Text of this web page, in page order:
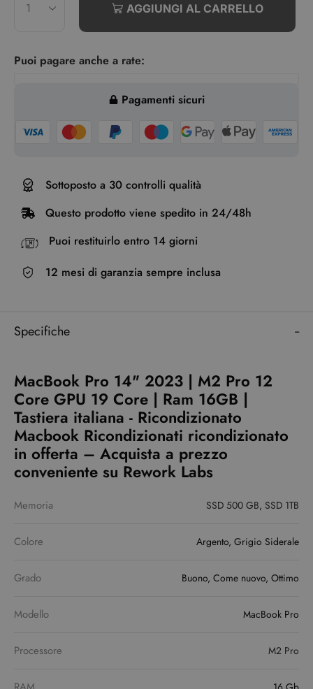
AGGIUNGI AL CARRELLO
Puoi pagare anche a rate:
Pagamenti sicuri
Sottoposto a 30 controlli qualità
Questo prodotto viene spedito in 24/48h
Puoi restituirlo entro 14 giorni
12 mesi di garanzia sempre inclusa
Specifiche
MacBook Pro 14" 2023 | M2 Pro 12
Core GPU 19 Core | Ram 16GB |
Tastiera italiana - Ricondizionato
Macbook Ricondizionati ricondizionato
in offerta – Acquista a prezzo
conveniente su Rework Labs
Memoria SSD 500 GB, SSD 1TB
Colore Argento, Grigio Siderale
Grado Buono, Come nuovo, Ottimo
Modello MacBook Pro
Processore M2 Pro